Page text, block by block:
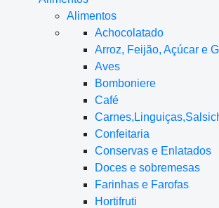
Alimentos
Achocolatado
Arroz, Feijão, Açúcar e
Aves
Bomboniere
Café
Confeitaria
Conservas e Enlatados
Doces e sobremesas
Farinhas e Farofas
Hortifruti